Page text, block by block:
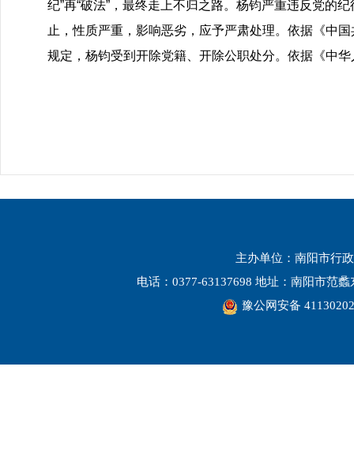
纪”再“破法”，最终走上不归之路。杨钧严重违反党的
止，性质严重，影响恶劣，应予严肃处理。依据《中
规定，杨钧受到开除党籍、开除公职处分。依据《中
主办单位：南阳市行
电话：0377-63137698 地址：南阳市范
豫公网安备